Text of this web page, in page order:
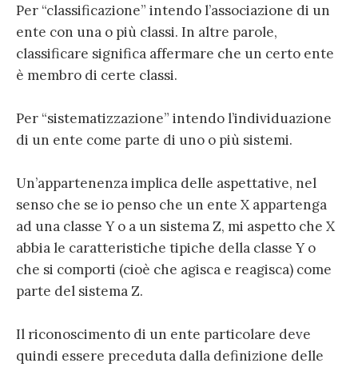
Per “classificazione” intendo l’associazione di un
ente con una o più classi. In altre parole,
classificare significa affermare che un certo ente
è membro di certe classi.
Per “sistematizzazione” intendo l’individuazione
di un ente come parte di uno o più sistemi.
Un’appartenenza implica delle aspettative, nel
senso che se io penso che un ente X appartenga
ad una classe Y o a un sistema Z, mi aspetto che X
abbia le caratteristiche tipiche della classe Y o
che si comporti (cioè che agisca e reagisca) come
parte del sistema Z.
Il riconoscimento di un ente particolare deve
quindi essere preceduta dalla definizione delle